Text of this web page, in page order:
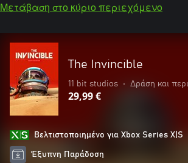
Μετάβαση στο κύριο περιεχόμενο
The Invincible
11 bit studios • Δράση και
29,99 €
Βελτιστοποιημένο για Xbox Series X|S
Έξυπνη Παράδοση